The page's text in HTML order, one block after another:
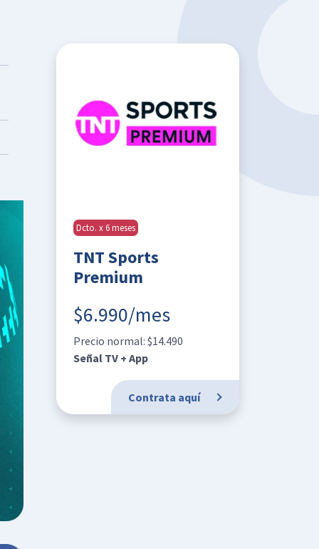
Dcto. x 6 meses
TNT Sports
Premium
$6.990/mes
Precio normal: $14.490
Señal TV + App
Contrata aquí